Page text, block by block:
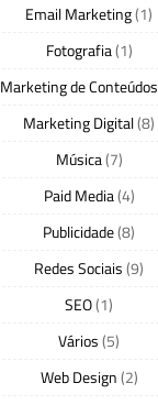
Email Marketing(1)
Fotografia(1)
Marketing de Conteúdos
Marketing Digital(8)
Música(7)
Paid Media(4)
Publicidade(8)
Redes Sociais(9)
SEO(1)
Vários(5)
Web Design(2)